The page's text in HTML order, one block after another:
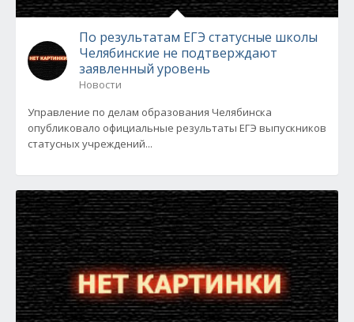
По результатам ЕГЭ статусные школы
Челябинские не подтверждают
заявленный уровень
Новости
Управление по делам образования Челябинска
опубликовало официальные результаты ЕГЭ выпускников
статусных учреждений...